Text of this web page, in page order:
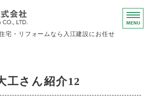
入江建設株
宅・リフォームなら入江建設にお任せ
工さん紹介12